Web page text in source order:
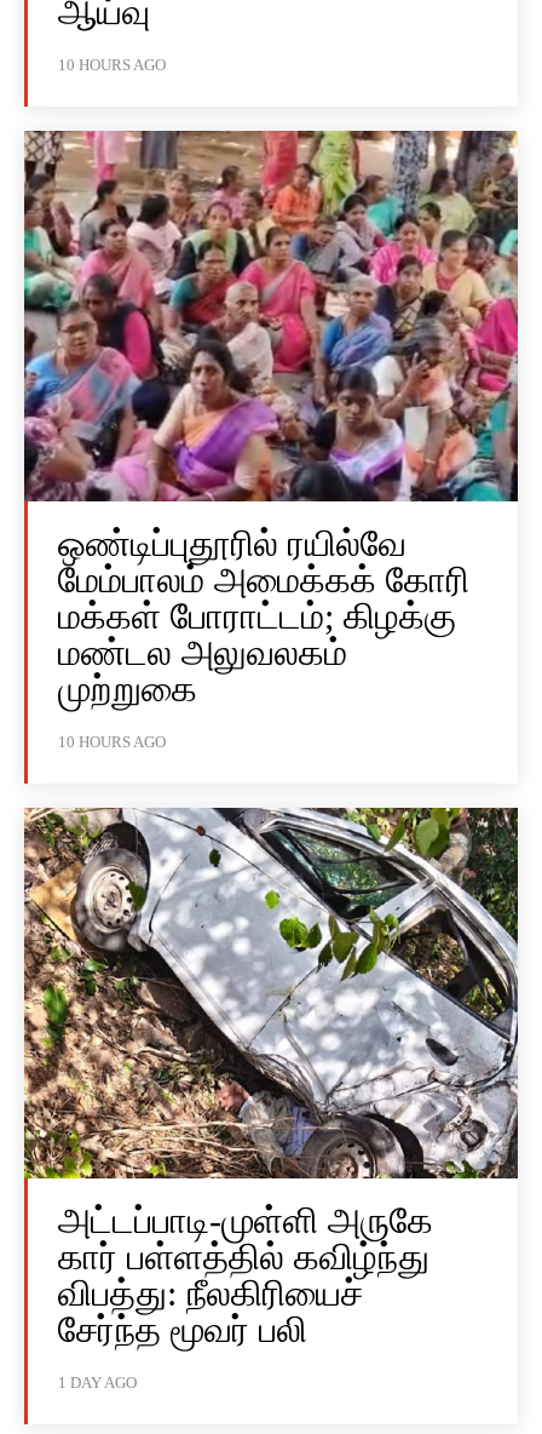
ஆய்வு
10 HOURS AGO
ஒண்டிப்புதூரில் ரயில்வே
மேம்பாலம் அமைக்கக் கோரி
மக்கள் போராட்டம்; கிழக்கு
மண்டல அலுவலகம்
முற்றுகை
10 HOURS AGO
அட்டப்பாடி-முள்ளி அருகே
கார் பள்ளத்தில் கவிழ்ந்து
விபத்து: நீலகிரியைச்
சேர்ந்த மூவர் பலி
1 DAY AGO